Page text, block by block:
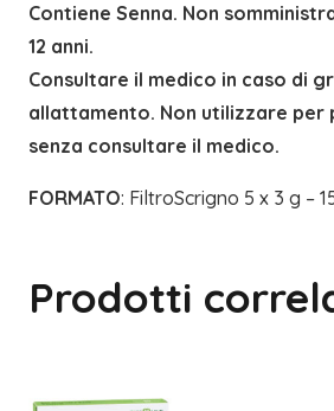
Contiene Senna. Non
12 anni.
Consultare il medico in caso di
allattamento. Non utilizzare per
senza consultare il medico.
FORMATO: FiltroScrigno 5 x 3 g –
Prodotti